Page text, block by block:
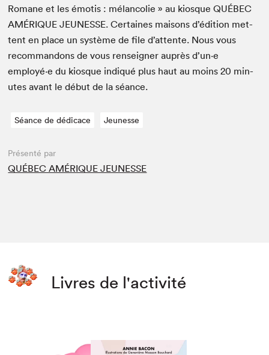
Romane et les émo­tis : mélan­col­ie » au kiosqueQUÉBEC
AMÉRIQUE JEUNESSE. Cer­taines maisons d’édi­tion met­
tent en place un sys­tème de file d’at­tente. Nous vous
recom­man­dons de vous ren­seign­er auprès d’un·e
employé·e du kiosque indiqué plus haut au moins20 min­
utes avant le début de la séance.
Séance de dédicace Jeunesse
Présenté par
QUÉBEC AMÉRIQUE JEUNESSE
Livres de l'activité